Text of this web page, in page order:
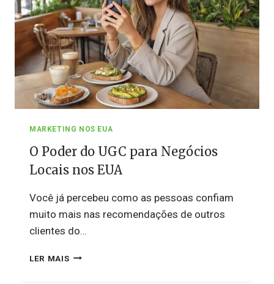
MARKETING NOS EUA
O Poder do UGC para Negócios
Locais nos EUA
Você já percebeu como as pessoas confiam
muito mais nas recomendações de outros
clientes do…
LER MAISO